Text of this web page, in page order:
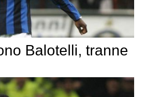
Balotelli, tranne